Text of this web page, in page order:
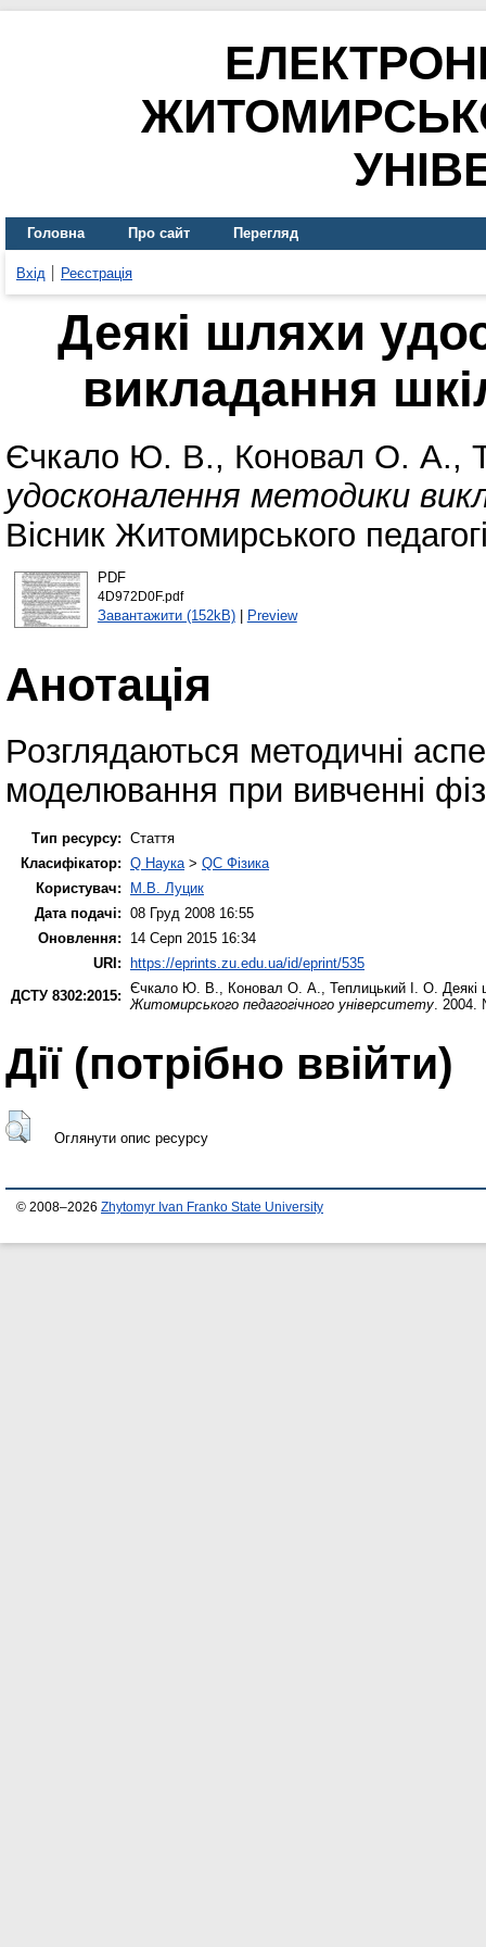
Головна Про сайт Перегляд
Вхід Реєстрація
Деякі шляхи
викладання
Єчкало Ю. В., Коновал О. А.,
удосконалення методики
Вісник Житомирського
PDF
4D972D0F.pdf
Завантажити (152kB)| Preview
Анотація
Розглядаються методичні
моделювання при вивченні
Тип ресурсу: Стаття
Класифікатор: Q Наука > QC Фізика
Користувач:
М.В. Луцик
Дата подачі: 08 Груд 2008 16:55
Оновлення:
14 Серп 2015 16:34
URI: https://eprints.zu.edu.ua/id/eprint/535
ДСТУ 8302:2015: Єчкало Ю. В. Коновал О. А. Теплицький І. О. Деякі
Житомирського педагогічного університету .
Дії ​​(потрібно ввійти)
Оглянути опис ресурсу
© 2008–2026 Zhytomyr Ivan Franko State University